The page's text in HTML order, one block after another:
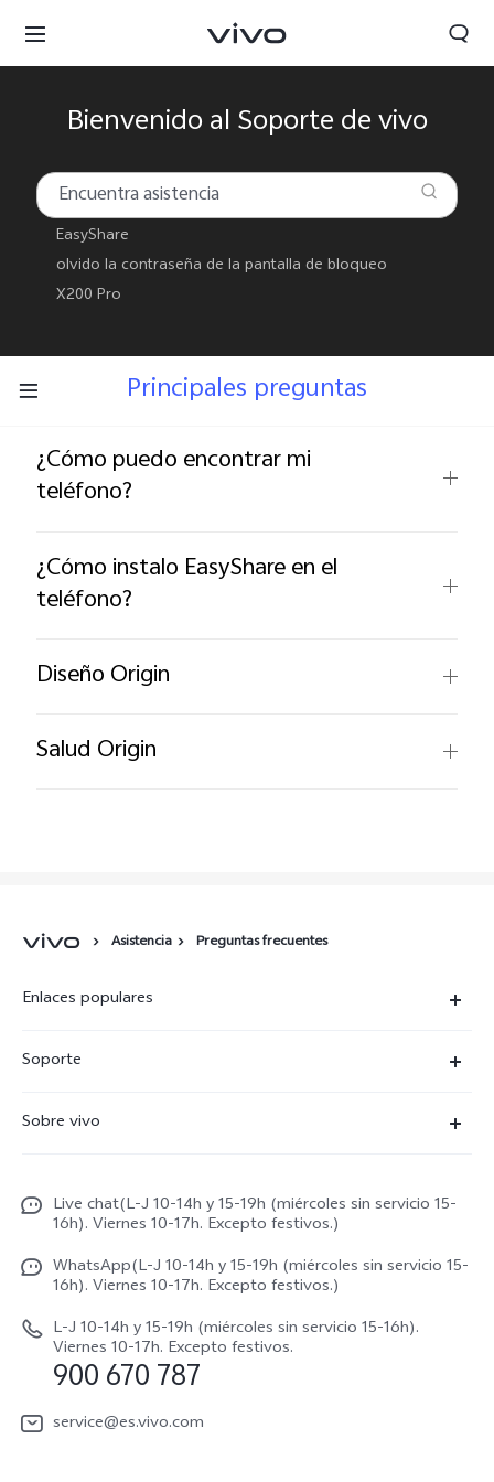
Bienvenido al Soporte de vivo
EasyShare
olvido la contraseña de la pantalla de bloqueo
X200 Pro
Principales preguntas
¿Cómo puedo encontrar mi
teléfono?
¿Cómo instalo EasyShare en el
teléfono?
Diseño Origin
Salud Origin
Asistencia Preguntas frecuentes
Enlaces populares
X300
V70 5G
V70 FE
V70 Lite 5G
Y31 5G
Soporte
Autenticación de IMEI
Gestión de reparaciones
Manual de usuario
Actualización de sistema
Actualizar registro
Instrucciones de Garantía
Sobre vivo
Netiqueta vivo
Avisos legales
Acerca de nosotros
Sostenibilidad
Centro de privacidad de vivo
Live chat(L-J 10-14h y 15-19h (miércoles sin servicio 15-
16h). Viernes 10-17h. Excepto festivos.)
WhatsApp(L-J 10-14h y 15-19h (miércoles sin servicio 15-
16h). Viernes 10-17h. Excepto festivos.)
L-J 10-14h y 15-19h (miércoles sin servicio 15-16h).
Viernes 10-17h. Excepto festivos.
900 670 787
service@es.vivo.com